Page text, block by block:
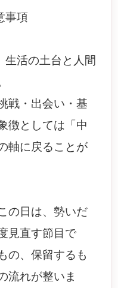
事項
生活の土台と人間
戦・出会い・基
徴としては「中
軸に戻ることが
の日は、勢いだ
見直す節目で
の、保留するも
流れが整いま